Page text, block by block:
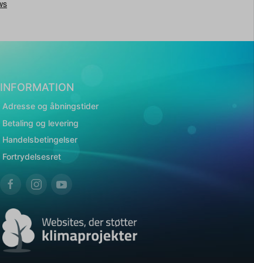
INFORMATION
Adresse og åbningstider
Betaling og levering
Handelsbetingelser
Fortrydelsesret